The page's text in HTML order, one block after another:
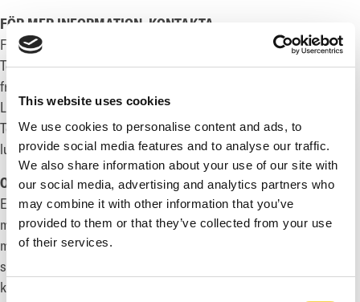
This website uses cookies
We use cookies to personalise content and ads, to
provide social media features and to analyse our traffic.
We also share information about your use of our site with
our social media, advertising and analytics partners who
may combine it with other information that you’ve
provided to them or that they’ve collected from your use
of their services.
FÖR MER INFORMATION, KONTAKTA:
Fredrik Rüdén, vice VD och CFO
Tel: +46 733 117 262
fredrik.ruden@enadglobal7.com
Ludvig Andersson, Investor Relations Manager
Tel: +46 730 587 608
ludvig.andersson@enadglobal7.com
OM EG7
EG7 är en koncern inom spelindustrin som utvecklar,
marknadsför, förlägger och distribuerar PC-, konsol- och
mobilspel till den globala spelmarknaden. Bolaget har 470+
spelutvecklare och utvecklar sina egna originella IP:n, samt är
konsulter till andra företag världen över genom sina